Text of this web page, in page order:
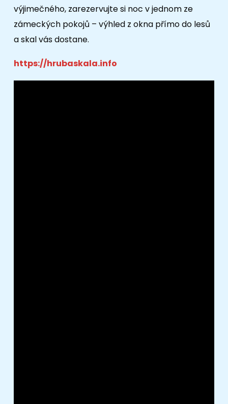
výjimečného, zarezervujte si noc v jednom ze
zámeckých pokojů – výhled z okna přímo do lesů
a skal vás dostane.
https://hrubaskala.info